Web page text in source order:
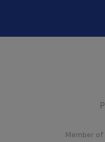
Member of